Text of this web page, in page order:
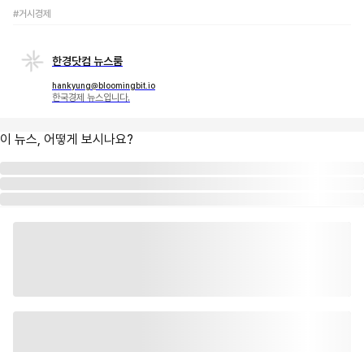
#거시경제
한경닷컴 뉴스룸
hankyung@bloomingbit.io
한국경제 뉴스입니다.
이 뉴스, 어떻게 보시나요?